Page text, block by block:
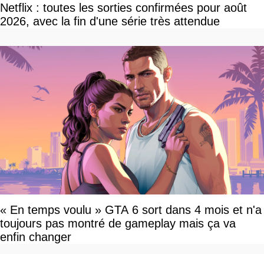
Netflix : toutes les sorties confirmées pour août
2026, avec la fin d'une série très attendue
« En temps voulu » GTA 6 sort dans 4 mois et n'a
toujours pas montré de gameplay mais ça va
enfin changer